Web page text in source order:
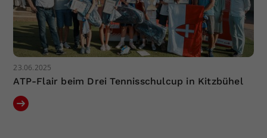
23.06.2025
ATP-Flair beim Drei Tennisschulcup in Kitzbühel